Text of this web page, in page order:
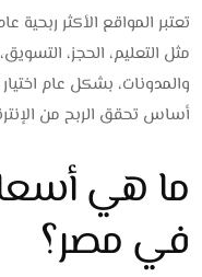
تعتبر المواقع الأكثر ربحية
مثل التعليم، الحجز،
والمدونات، بشكل عام
أساس تحقق الربح من
ما هي
في مصر؟